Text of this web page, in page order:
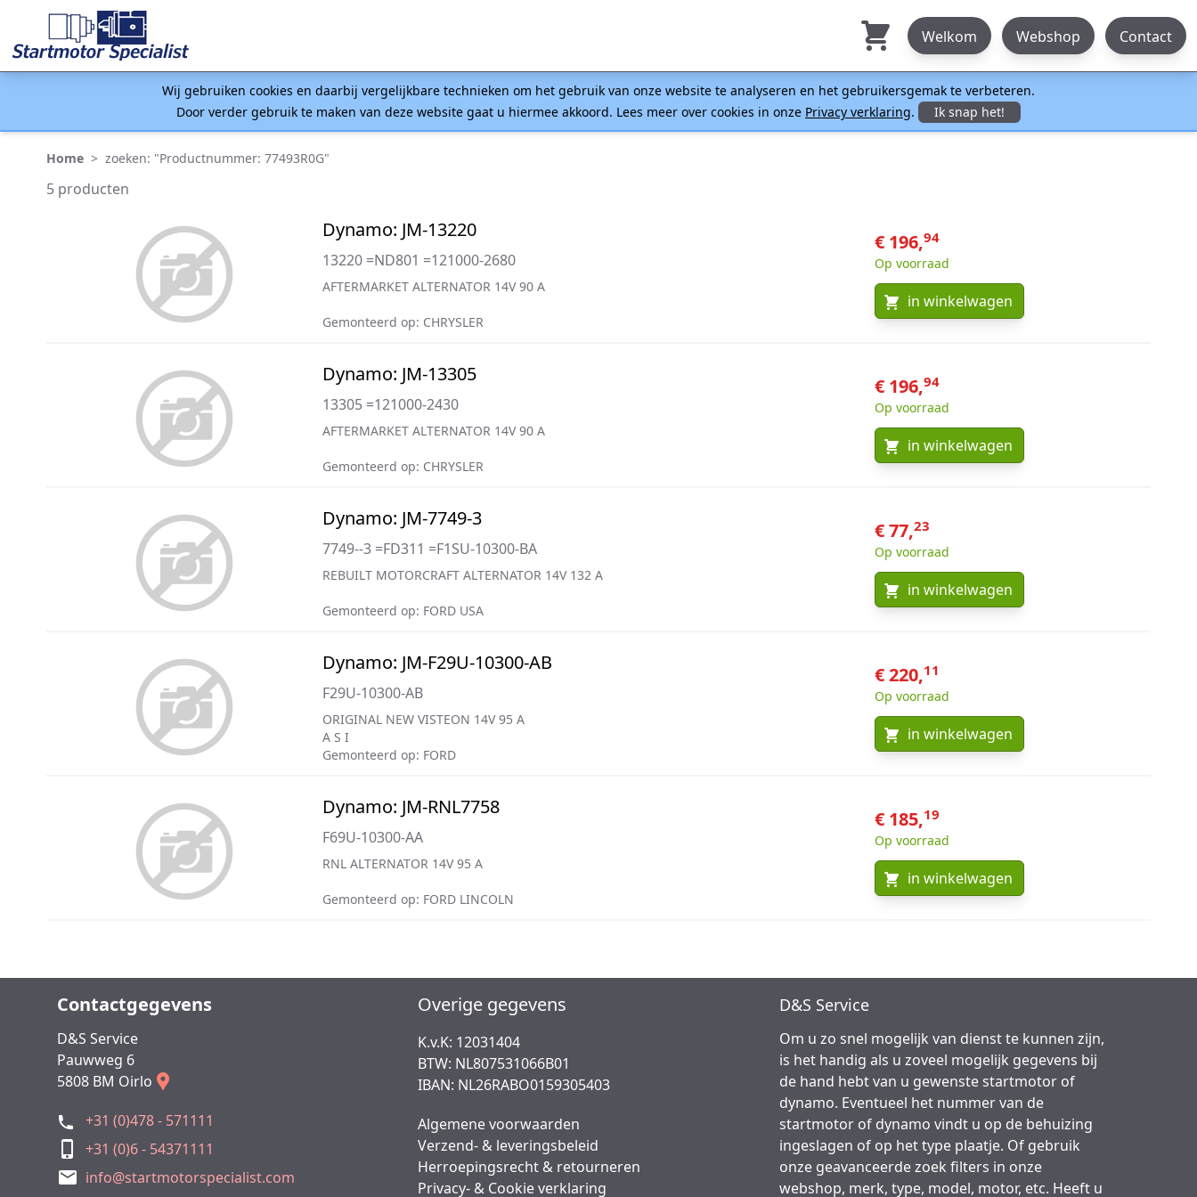
Welkom Webshop Contact
Wij gebruiken cookies en daarbij vergelijkbare technieken om het gebruik van onze website te analyseren en het gebruikersgemak te verbeteren.
Door verder gebruik te maken van deze website gaat u hiermee akkoord. Lees meer over cookies in onze Privacy verklaring. Ik snap het!
Home > zoeken: "Productnummer: 77493R0G"
5 producten
Dynamo: JM-13220
13220 =ND801 =121000-2680
AFTERMARKET ALTERNATOR 14V 90 A
Gemonteerd op: CHRYSLER
€ 196,94
Op voorraad
in winkelwagen
Dynamo: JM-13305
13305 =121000-2430
AFTERMARKET ALTERNATOR 14V 90 A
Gemonteerd op: CHRYSLER
€ 196,94
Op voorraad
in winkelwagen
Dynamo: JM-7749-3
7749--3 =FD311 =F1SU-10300-BA
REBUILT MOTORCRAFT ALTERNATOR 14V 132 A
Gemonteerd op: FORD USA
€ 77,23
Op voorraad
in winkelwagen
Dynamo: JM-F29U-10300-AB
F29U-10300-AB
ORIGINAL NEW VISTEON 14V 95 A
A S I
Gemonteerd op: FORD
€ 220,11
Op voorraad
in winkelwagen
Dynamo: JM-RNL7758
F69U-10300-AA
RNL ALTERNATOR 14V 95 A
Gemonteerd op: FORD LINCOLN
€ 185,19
Op voorraad
in winkelwagen
Contactgegevens
D&S Service
Pauwweg 6
5808 BM Oirlo
+31 (0)478 - 571111
+31 (0)6 - 54371111
info@startmotorspecialist.com
Overige gegevens
K.v.K: 12031404
BTW: NL807531066B01
IBAN: NL26RABO0159305403
Algemene voorwaarden
Verzend- & leveringsbeleid
Herroepingsrecht & retourneren
Privacy- & Cookie verklaring
D&S Service
Om u zo snel mogelijk van dienst te kunnen zijn,
is het handig als u zoveel mogelijk gegevens bij
de hand hebt van u gewenste startmotor of
dynamo. Eventueel het nummer van de
startmotor of dynamo vindt u op de behuizing
ingeslagen of op het type plaatje. Of gebruik
onze geavanceerde zoek filters in onze
webshop, merk, type, model, motor, etc. Heeft u